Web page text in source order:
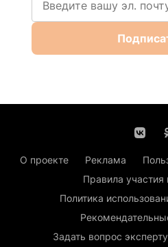
О проекте Реклама
Правила участия
Политика
Задать вопрос эксперту